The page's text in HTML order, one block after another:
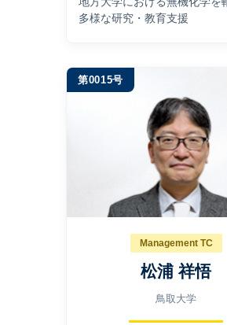
多様な研究・教育⽀援
第0015号
Management TC
松浦 祥悟
鳥取大学